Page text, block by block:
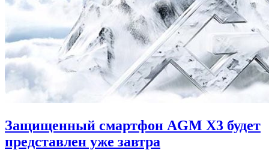
Защищенный смартфон AGM X3 будет
представлен уже завтра